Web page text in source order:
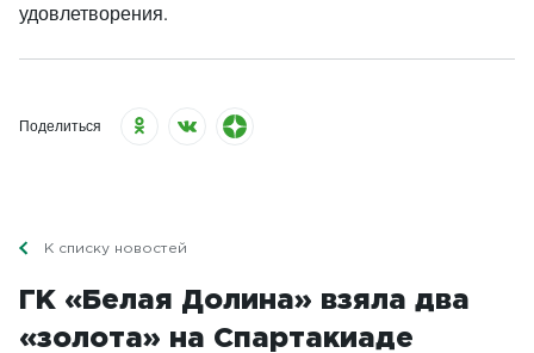
удовлетворения.
Поделиться
К списку новостей
ГК «Белая Долина» взяла два
«золота» на Спартакиаде